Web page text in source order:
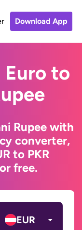
Download App
to
Rupee with
converter,
to PKR
free.
EUR